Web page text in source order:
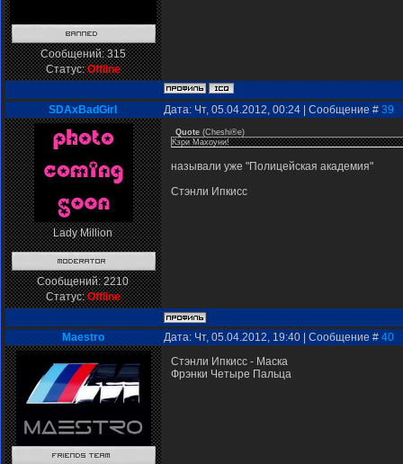
Сообщений:315
Статус:Offline
SDAxBadGirl Дата: Чт, 05.04.2012, 00:24 | Сообщение # 39
Lady Million
Сообщений:2210
Статус:Offline
Quote (Cheshi®e)
Кэри Махоуни!
называли уже "Полицейская академия"
Стэнли Ипкисс
Мaestro Дата: Чт, 05.04.2012, 19:40 | Сообщение # 40
Стэнли Ипкисс - Маска
Фрэнки Четыре Пальца